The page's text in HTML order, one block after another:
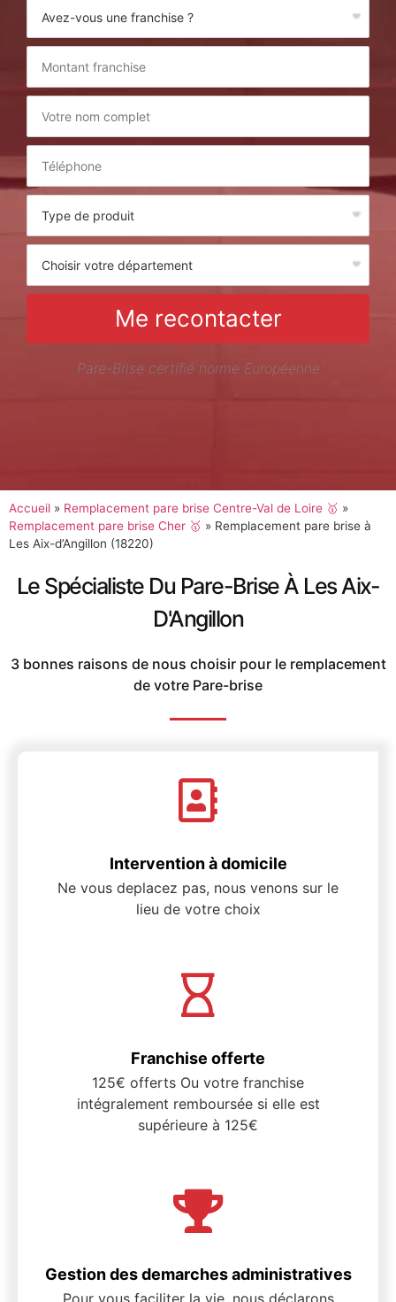
Me recontacter
Pare-Brise certifié norme Européenne
Accueil » Remplacement pare brise Centre-Val de Loire 🥇 »
Remplacement pare brise Cher 🥇 » Remplacement pare brise à
Les Aix-d’Angillon (18220)
Le Spécialiste Du Pare-Brise À Les Aix-
D'Angillon
3 bonnes raisons de nous choisir pour le remplacement
de votre Pare-brise
Intervention à domicile
Ne vous deplacez pas, nous venons sur le
lieu de votre choix
Franchise offerte
125€ offerts Ou votre franchise
intégralement remboursée si elle est
supérieure à 125€
Gestion des demarches administratives
Pour vous faciliter la vie, nous déclarons